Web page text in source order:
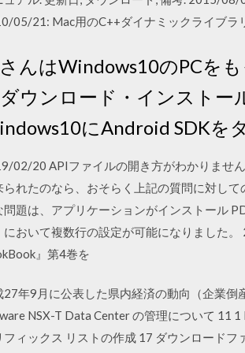
05/21: Mac用のC++ダイナミックライブラ
んはWindows10のPCを
ウンロード・インストー
にAndroid SDKを
02/20 APIファイルの開き方がわかりませ
られたのなら、おそらく上記の質問に対し
問題は、アプリケーションがインストール
において複数行の設定が可能になりました
』第4巻を
27年9月に公表した県内経済の動向（企業
NSX-T Data Center の管理について 11
フィックス リストの作成 17 ダウンロード